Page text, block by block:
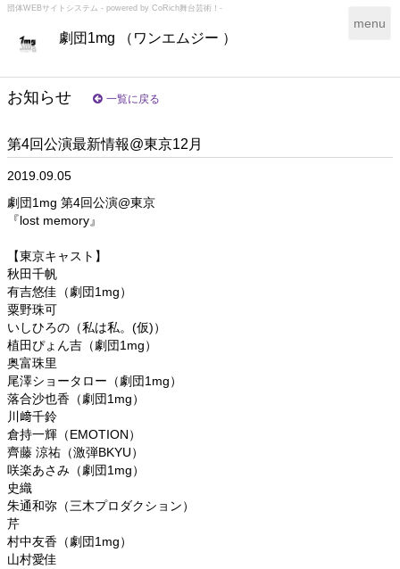
団体WEBサイトシステム - powered by CoRich舞台芸術！-
劇団1mg （ワンエムジー ）
T
g
menu
お知らせ 一覧に戻る
第4回公演最新情報@東京12月
2019.09.05
劇団1mg 第4回公演@東京
『lost memory』
【東京キャスト】
秋田千帆
有吉悠佳（劇団1mg）
粟野珠可
いしひろの（私は私。(仮)）
植田ぴょん吉（劇団1mg）
奥富珠里
尾澤ショータロー（劇団1mg）
落合沙也香（劇団1mg）
川﨑千鈴
倉持一輝（EMOTION）
齊藤 涼祐（激弾BKYU）
咲楽あさみ（劇団1mg）
史織
朱通和弥（三木プロダクション）
芹
村中友香（劇団1mg）
山村愛佳